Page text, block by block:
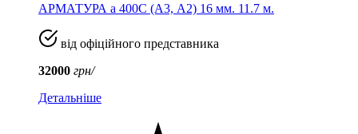
АРМАТУРА а 400C (A3, А2) 16 мм. 11.7 м.
від офіційного представника
32000 грн/
Детальніше